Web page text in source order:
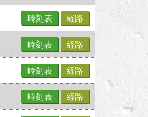
時刻表 経路
時刻表 経路
時刻表 経路
時刻表 経路